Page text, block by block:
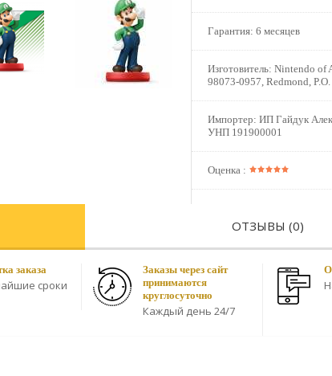
Гарантия: 6 месяцев
Изготовитель: Nintendo of
98073-0957, Redmond,
Импортер: ИП Гайдук
УНП 191900001
Оценка :
ОТЗЫВЫ (0)
заказа
сроки
Заказы через сайт
принимаются
круглосуточно
Каждый день 24/7